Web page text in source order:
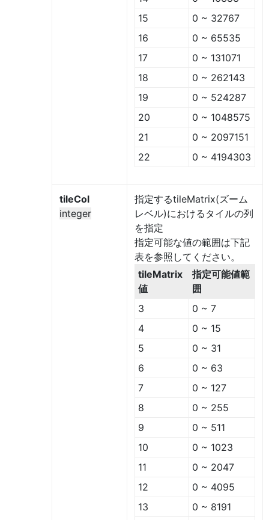
15
0 ~ 32767
16
0 ~ 65535
17
0 ~ 131071
18
0 ~ 262143
19
0 ~ 524287
20
0 ~ 1048575
21
0 ~ 2097151
22
0 ~ 4194303
tileCol
integer
指定するtileMatrix(ズーム
レベル)におけるタイルの列
を指定
指定可能な値の範囲は下記
表を参照してください。
tileMatrix
値
指定可能値範
囲
3
0 ~ 7
4
0 ~ 15
5
0 ~ 31
6
0 ~ 63
7
0 ~ 127
8
0 ~ 255
9
0 ~ 511
10
0 ~ 1023
11
0 ~ 2047
12
0 ~ 4095
13
0 ~ 8191